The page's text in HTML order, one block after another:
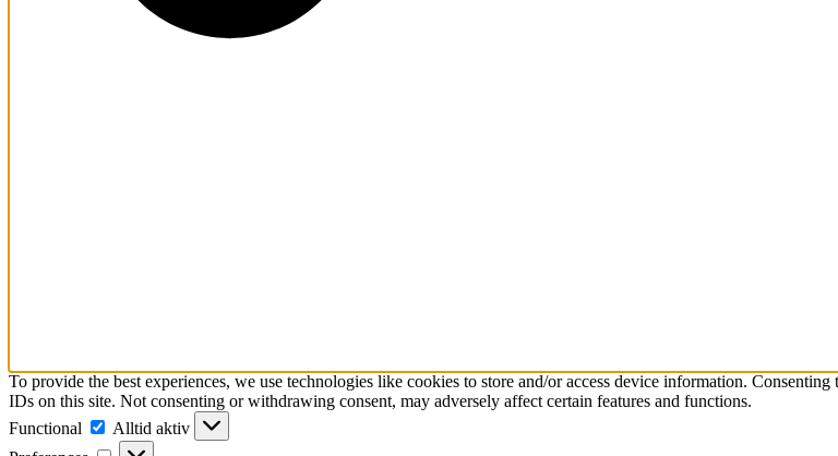
To provide the best experiences, we use technologies like cookies to store and/or access device information.
IDs on this site. Not consenting or withdrawing consent, may adversely affect certain features and functions.
Functional
Functional
Alltid aktiv
Preferences